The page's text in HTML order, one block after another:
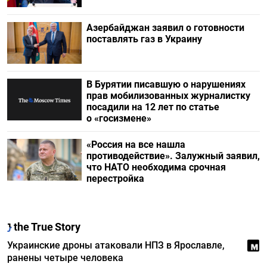
Азербайджан заявил о готовности
поставлять газ в Украину
В Бурятии писавшую о нарушениях
прав мобилизованных журналистку
посадили на 12 лет по статье
о «госизмене»
«Россия на все нашла
противодействие». Залужный заявил,
что НАТО необходима срочная
перестройка